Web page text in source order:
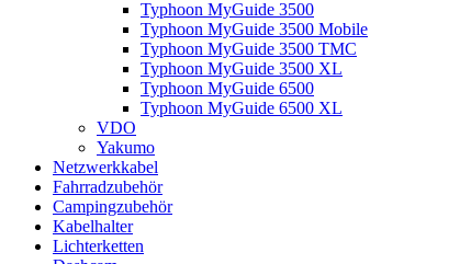
Typhoon MyGuide 3500
Typhoon MyGuide 3500 Mobile
Typhoon MyGuide 3500 TMC
Typhoon MyGuide 3500 XL
Typhoon MyGuide 6500
Typhoon MyGuide 6500 XL
VDO
Yakumo
Netzwerkkabel
Fahrradzubehör
Campingzubehör
Kabelhalter
Lichterketten